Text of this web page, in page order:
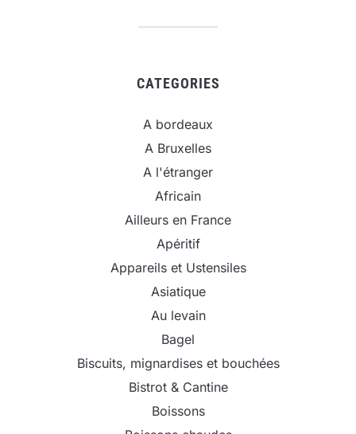
CATEGORIES
A bordeaux
A Bruxelles
A l'étranger
Africain
Ailleurs en France
Apéritif
Appareils et Ustensiles
Asiatique
Au levain
Bagel
Biscuits, mignardises et bouchées
Bistrot & Cantine
Boissons